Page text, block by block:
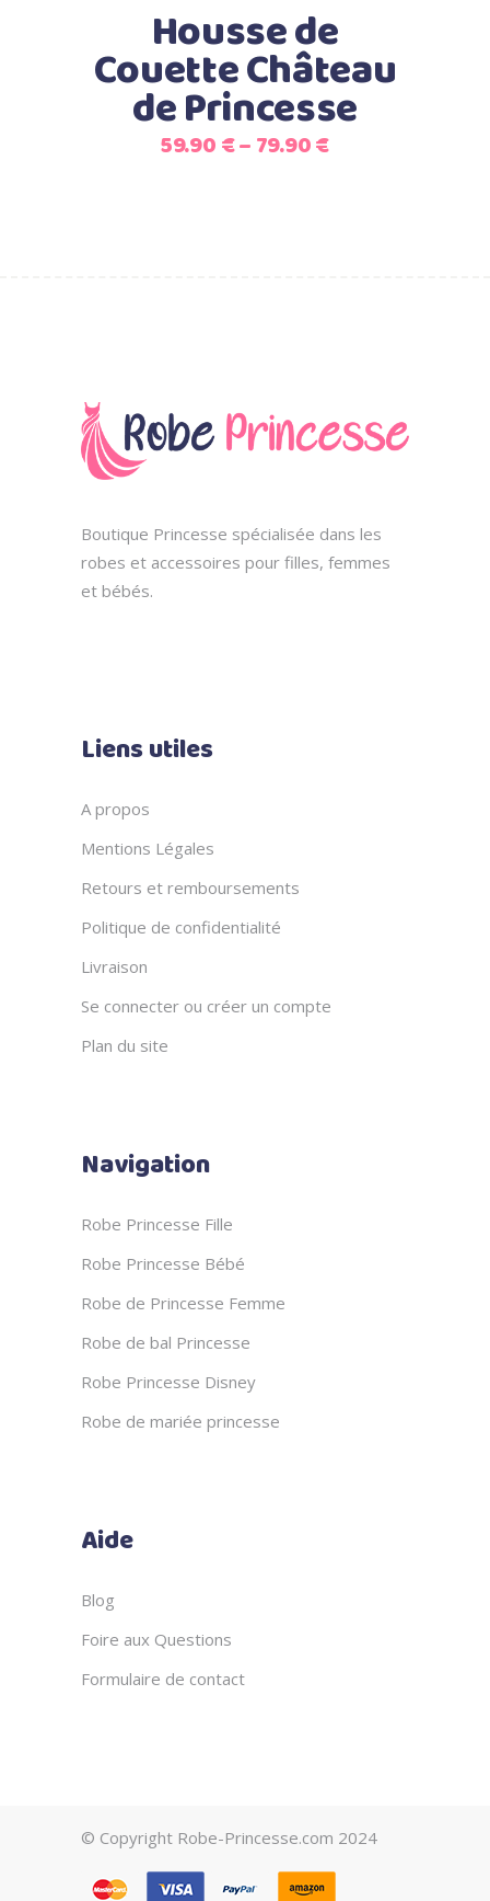
choisies
la
Housse de
Couette Château
de Princesse
59.90€–79.90€
Boutique Princesse spécialisée dans les
robes et accessoires pour filles, femmes
et bébés.
Liens utiles
A propos
Mentions Légales
Retours et remboursements
Politique de confidentialité
Livraison
Se connecter ou créer un compte
Plan du site
Navigation
Robe Princesse Fille
Robe Princesse Bébé
Robe de Princesse Femme
Robe de bal Princesse
Robe Princesse Disney
Robe de mariée princesse
Aide
Blog
Foire aux Questions
Formulaire de contact
© Copyright Robe-Princesse.com 2024